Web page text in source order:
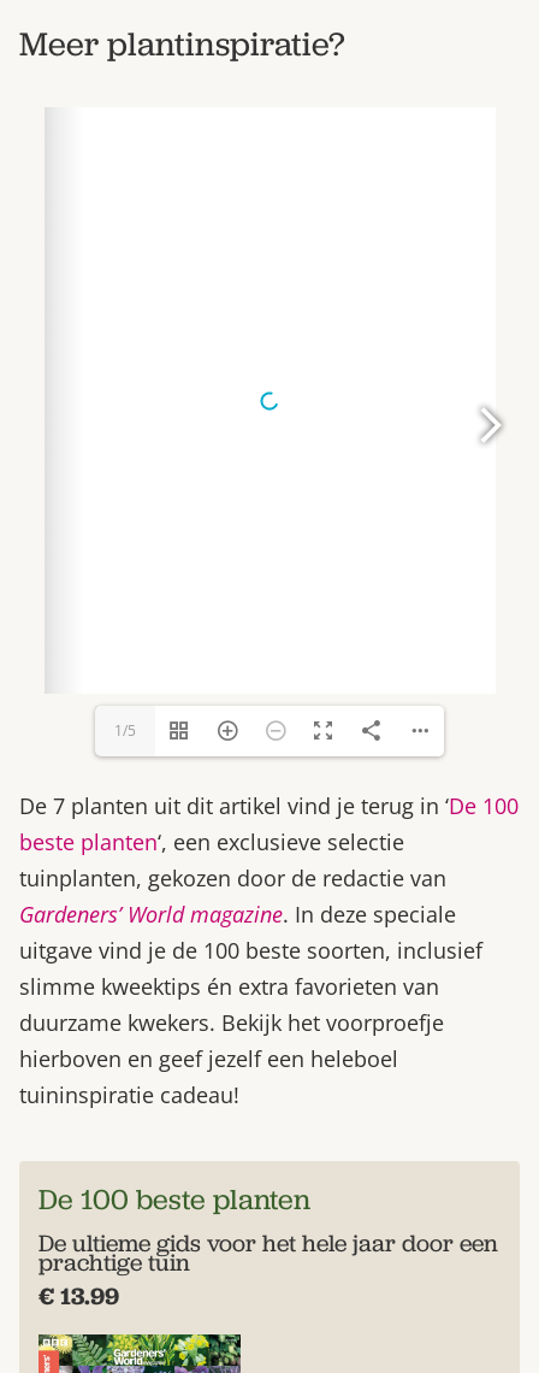
Meer plantinspiratie?
1/5
De 7 planten uit dit artikel vind je terug in ‘De 100
beste planten‘, een exclusieve selectie
tuinplanten, gekozen door de redactie van
Gardeners’ World magazine. In deze speciale
uitgave vind je de 100 beste soorten, inclusief
slimme kweektips én extra favorieten van
duurzame kwekers. Bekijk het voorproefje
hierboven en geef jezelf een heleboel
tuininspiratie cadeau!
De 100 beste planten
De ultieme gids voor het hele jaar door een
prachtige tuin
€ 13.99